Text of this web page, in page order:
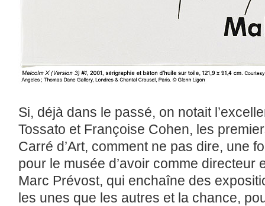
Si, déjà dans le passé, on notait
Tossato et Françoise Cohen, les
Carré d’Art, comment ne pas dire, une
pour le musée d’avoir comme directeur
Marc Prévost, qui enchaîne des
les unes que les autres et la chance,